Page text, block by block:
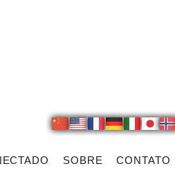
SOBRE CONTATO